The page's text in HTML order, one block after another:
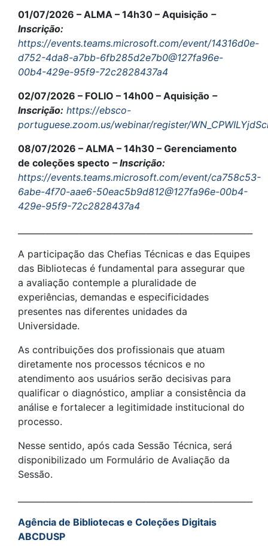
01/07/2026 – ALMA – 14h30 – Aquisição –
Inscrição:
https://events.teams.microsoft.com/event/14316d0e-
d752-4da8-a7bb-6fb285d2e7b0@127fa96e-
00b4-429e-95f9-72c2828437a4
02/07/2026 – FOLIO – 14h00 – Aquisição –
Inscrição: https://ebsco-
portuguese.zoom.us/webinar/register/
08/07/2026 – ALMA – 14h30 – Gerenciamento
de coleções specto – Inscrição:
https://events.teams.microsoft.com/event/ca758c53-
6abe-4f70-aae6-50eac5b9d812@127fa96e-00b4-
429e-95f9-72c2828437a4
A participação das Chefias Técnicas e das Equipes
das Bibliotecas é fundamental para assegurar que
a avaliação contemple a pluralidade de
experiências, demandas e especificidades
presentes nas diferentes unidades da
Universidade.
As contribuições dos profissionais que atuam
diretamente nos processos técnicos e no
atendimento aos usuários serão decisivas para
qualificar o diagnóstico, ampliar a consistência da
análise e fortalecer a legitimidade institucional do
processo.
Nesse sentido, após cada Sessão Técnica, será
disponibilizado um Formulário de Avaliação da
Sessão.
Agência de Bibliotecas e Coleções Digitais
ABCDUSP